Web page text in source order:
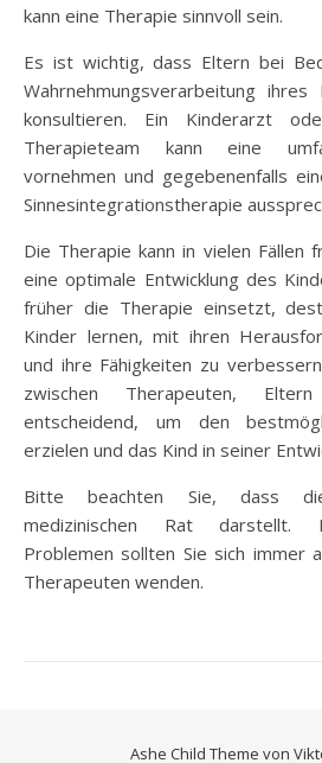
kann eine Therapie sinnvoll sein.
Es ist wichtig, dass Eltern bei
Wahrnehmungsverarbeitung
konsultieren. Ein Kinderarzt
Therapieteam kann eine
vornehmen und gegebenenfalls
Sinnesintegrationstherapie
Die Therapie kann in vielen Fällen
eine optimale Entwicklung des
früher die Therapie einsetzt,
Kinder lernen, mit ihren
und ihre Fähigkeiten zu
zwischen Therapeuten,
entscheidend, um den
erzielen und das Kind in seiner
Bitte beachten Sie, dass
medizinischen Rat darstellt.
Problemen sollten Sie sich immer
Therapeuten wenden.
Ashe Child Theme von